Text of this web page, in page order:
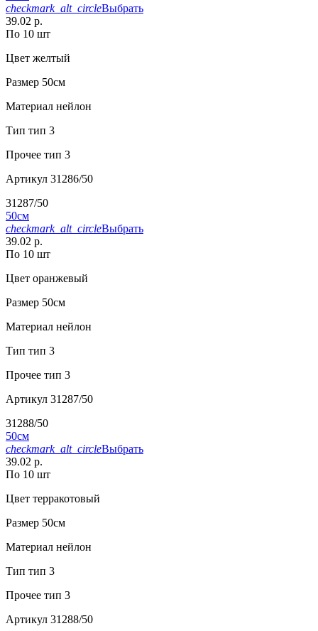
checkmark_alt_circleВыбрать
39.02 р.
По 10 шт
Цвет желтый
Размер 50см
Материал нейлон
Тип тип 3
Прочее тип 3
Артикул 31286/50
31287/50
50см
checkmark_alt_circleВыбрать
39.02 р.
По 10 шт
Цвет оранжевый
Размер 50см
Материал нейлон
Тип тип 3
Прочее тип 3
Артикул 31287/50
31288/50
50см
checkmark_alt_circleВыбрать
39.02 р.
По 10 шт
Цвет терракотовый
Размер 50см
Материал нейлон
Тип тип 3
Прочее тип 3
Артикул 31288/50